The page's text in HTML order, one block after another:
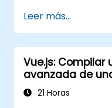
Leer más...
Vue.js: Compilar
avanzada de
21 Horas